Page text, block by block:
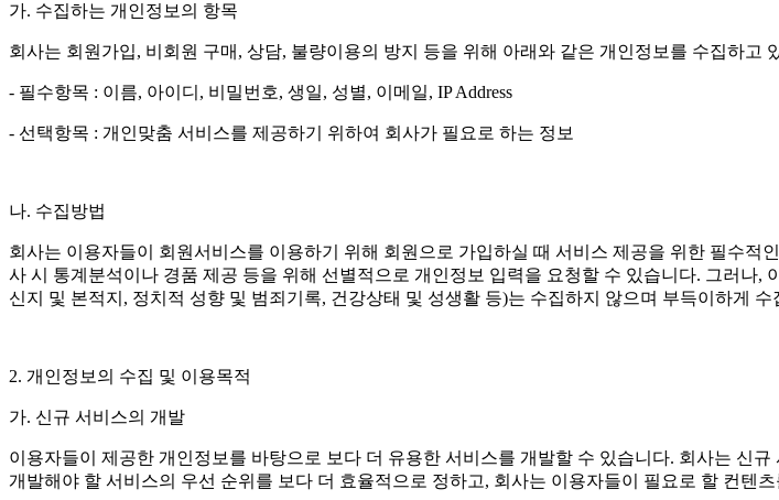
가. 수집하는 개인정보의 항목
회사는 회원가입, 비회원 구매, 상담, 불량이용의 방지 등을 위해 아래와 같은 개인정보를 수집하고
- 필수항목 : 이름, 아이디, 비밀번호, 생일, 성별, 이메일, IP Address
- 선택항목 : 개인맞춤 서비스를 제공하기 위하여 회사가 필요로 하는 정보
나. 수집방법
회사는 이용자들이 회원서비스를 이용하기 위해 회원으로 가입하실 때 서비스 제공을 위한 필수
사 시 통계분석이나 경품 제공 등을 위해 선별적으로 개인정보 입력을 요청할 수 있습니다. 그러나
신지 및 본적지, 정치적 성향 및 범죄기록, 건강상태 및 성생활 등)는 수집하지 않으며 부득이하게
2. 개인정보의 수집 및 이용목적
가. 신규 서비스의 개발
이용자들이 제공한 개인정보를 바탕으로 보다 더 유용한 서비스를 개발할 수 있습니다. 회사는 신
개발해야 할 서비스의 우선 순위를 보다 더 효율적으로 정하고, 회사는 이용자들이 필요로 할 컨텐